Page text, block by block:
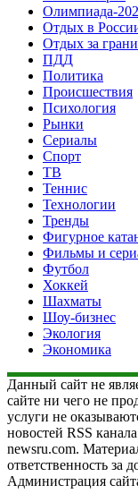
Олимпиада-
Отдых в
Отдых за
ПДД
Политика
Происшествия
Психология
Рынки
Сериалы
Спорт
ТВ
Теннис
Технологии
Тренды
Фигурное
Фильмы и
Футбол
Хоккей
Шахматы
Шоу-бизнес
Экология
Экономика
Данный сайт не
сайте ни чего не
услуги не
новостей RSS
newsru.com.
ответственность за
Администрация